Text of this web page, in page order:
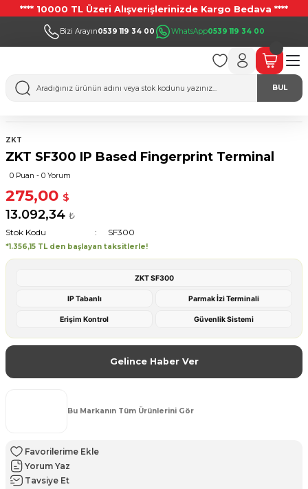
**** 10000 TL Üzeri Alışverişlerinizde Kargo Bedava ****
Bizi Arayın0539 119 34 00 WhatsApp0539 119 34 00
BUL
ZKT
ZKT SF300 IP Based Fingerprint Terminal
0 Puan - 0 Yorum
275,00 $
13.092,34 ₺
Stok Kodu
SF300
*1.356,15 TL den başlayan taksitlerle!
ZKT SF300
IP Tabanlı Parmak İzi Terminali
Erişim Kontrol Güvenlik Sistemi
Gelince Haber Ver
Bu Markanın Tüm Ürünlerini Gör
Yorum Yaz
Tavsiye Et